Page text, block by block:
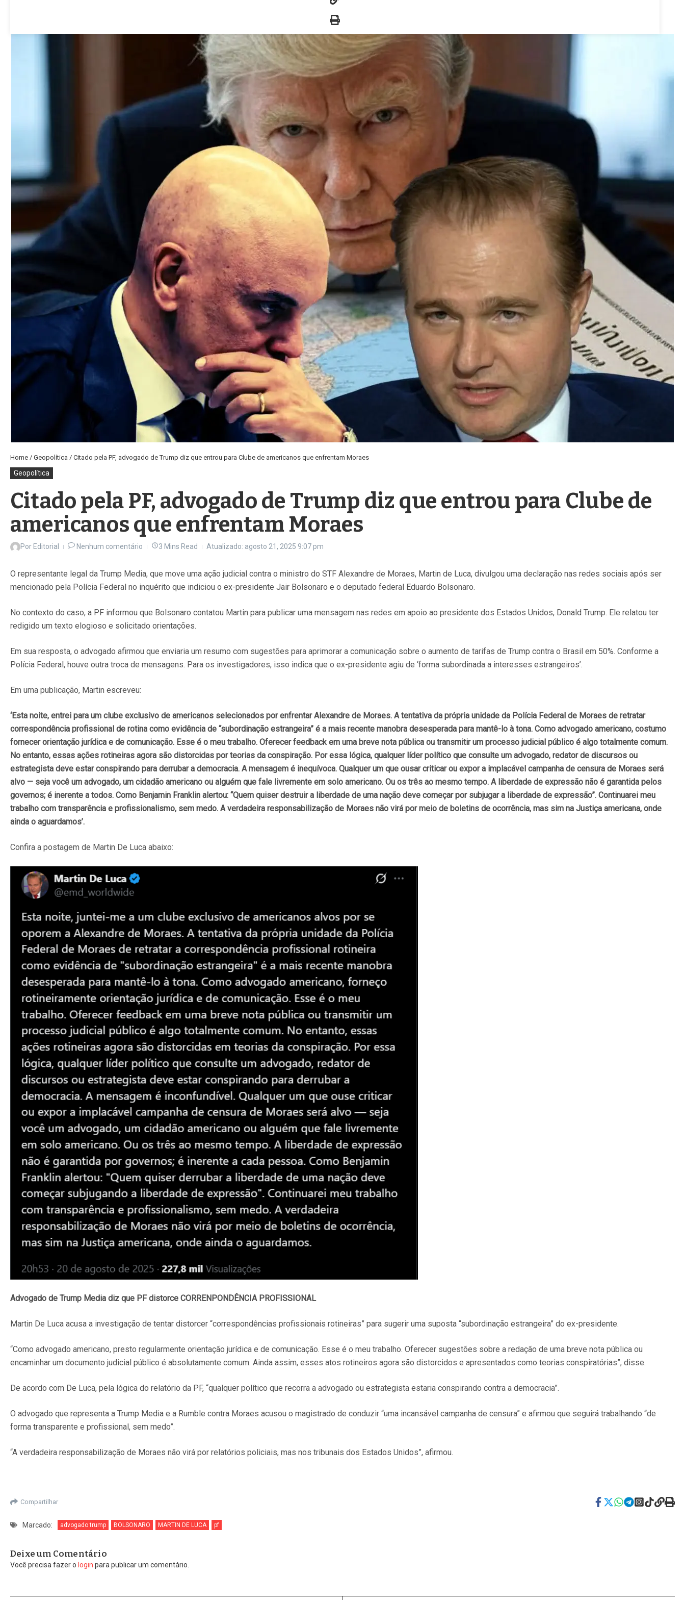
Home / Geopolítica / Citado pela PF, advogado de Trump diz que entrou para Clube de americanos que enfrentam Moraes
Geopolítica
Citado pela PF, advogado de Trump diz que entrou para Clube de
americanos que enfrentam Moraes
Por Editorial Nenhum comentário 3 Mins Read Atualizado: agosto 21, 2025 9:07 pm
O representante legal da Trump Media, que move uma ação judicial contra o ministro do STF Alexandre de Moraes, Martin de Luca, divulgou uma declaração nas redes sociais após ser
mencionado pela Polícia Federal no inquérito que indiciou o ex-presidente Jair Bolsonaro e o deputado federal Eduardo Bolsonaro.
No contexto do caso, a PF informou que Bolsonaro contatou Martin para publicar uma mensagem nas redes em apoio ao presidente dos Estados Unidos, Donald Trump. Ele relatou ter
redigido um texto elogioso e solicitado orientações.
Em sua resposta, o advogado afirmou que enviaria um resumo com sugestões para aprimorar a comunicação sobre o aumento de tarifas de Trump contra o Brasil em 50%. Conforme a
Polícia Federal, houve outra troca de mensagens. Para os investigadores, isso indica que o ex-presidente agiu de ‘forma subordinada a interesses estrangeiros’.
Em uma publicação, Martin escreveu:
‘Esta noite, entrei para um clube exclusivo de americanos selecionados por enfrentar Alexandre de Moraes. A tentativa da própria unidade da Polícia Federal de Moraes de retratar
correspondência profissional de rotina como evidência de “subordinação estrangeira” é a mais recente manobra desesperada para mantê-lo à tona. Como advogado americano, costumo
fornecer orientação jurídica e de comunicação. Esse é o meu trabalho. Oferecer feedback em uma breve nota pública ou transmitir um processo judicial público é algo totalmente comum.
No entanto, essas ações rotineiras agora são distorcidas por teorias da conspiração. Por essa lógica, qualquer líder político que consulte um advogado, redator de discursos ou
estrategista deve estar conspirando para derrubar a democracia. A mensagem é inequívoca. Qualquer um que ousar criticar ou expor a implacável campanha de censura de Moraes será
alvo — seja você um advogado, um cidadão americano ou alguém que fale livremente em solo americano. Ou os três ao mesmo tempo. A liberdade de expressão não é garantida pelos
governos; é inerente a todos. Como Benjamin Franklin alertou: “Quem quiser destruir a liberdade de uma nação deve começar por subjugar a liberdade de expressão”. Continuarei meu
trabalho com transparência e profissionalismo, sem medo. A verdadeira responsabilização de Moraes não virá por meio de boletins de ocorrência, mas sim na Justiça americana, onde
ainda o aguardamos’.
Confira a postagem de Martin De Luca abaixo:
Advogado de Trump Media diz que PF distorce CORRENPONDÊNCIA PROFISSIONAL
Martin De Luca acusa a investigação de tentar distorcer “correspondências profissionais rotineiras” para sugerir uma suposta “subordinação estrangeira” do ex-presidente.
“Como advogado americano, presto regularmente orientação jurídica e de comunicação. Esse é o meu trabalho. Oferecer sugestões sobre a redação de uma breve nota pública ou
encaminhar um documento judicial público é absolutamente comum. Ainda assim, esses atos rotineiros agora são distorcidos e apresentados como teorias conspiratórias”, disse.
De acordo com De Luca, pela lógica do relatório da PF, “qualquer político que recorra a advogado ou estrategista estaria conspirando contra a democracia”.
O advogado que representa a Trump Media e a Rumble contra Moraes acusou o magistrado de conduzir “uma incansável campanha de censura” e afirmou que seguirá trabalhando “de
forma transparente e profissional, sem medo”.
“A verdadeira responsabilização de Moraes não virá por relatórios policiais, mas nos tribunais dos Estados Unidos”, afirmou.
Compartilhar
Marcado: advogado trump BOLSONARO MARTIN DE LUCA pf
Deixe um Comentário
Você precisa fazer o login para publicar um comentário.